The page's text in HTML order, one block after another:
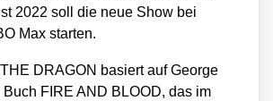
2022 soll die neue Show bei
Max star­ten.
DRAGON basiert auf Geor­ge
Buch FIRE AND BLOOD, das im